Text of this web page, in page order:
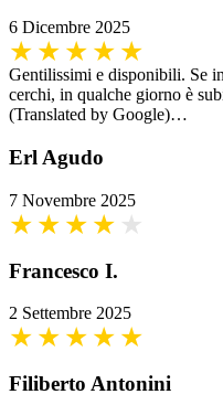
6 Dicembre 2025
Gentilissimi e disponibili. Se
cerchi, in qualche giorno è
(Translated by Google)…
Erl Agudo
7 Novembre 2025
Francesco I.
2 Settembre 2025
Filiberto Antonini